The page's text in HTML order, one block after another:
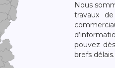
Nous
travaux
pouvez
brefs délais.